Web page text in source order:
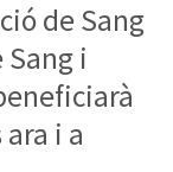
de Sang
Sang i
i a